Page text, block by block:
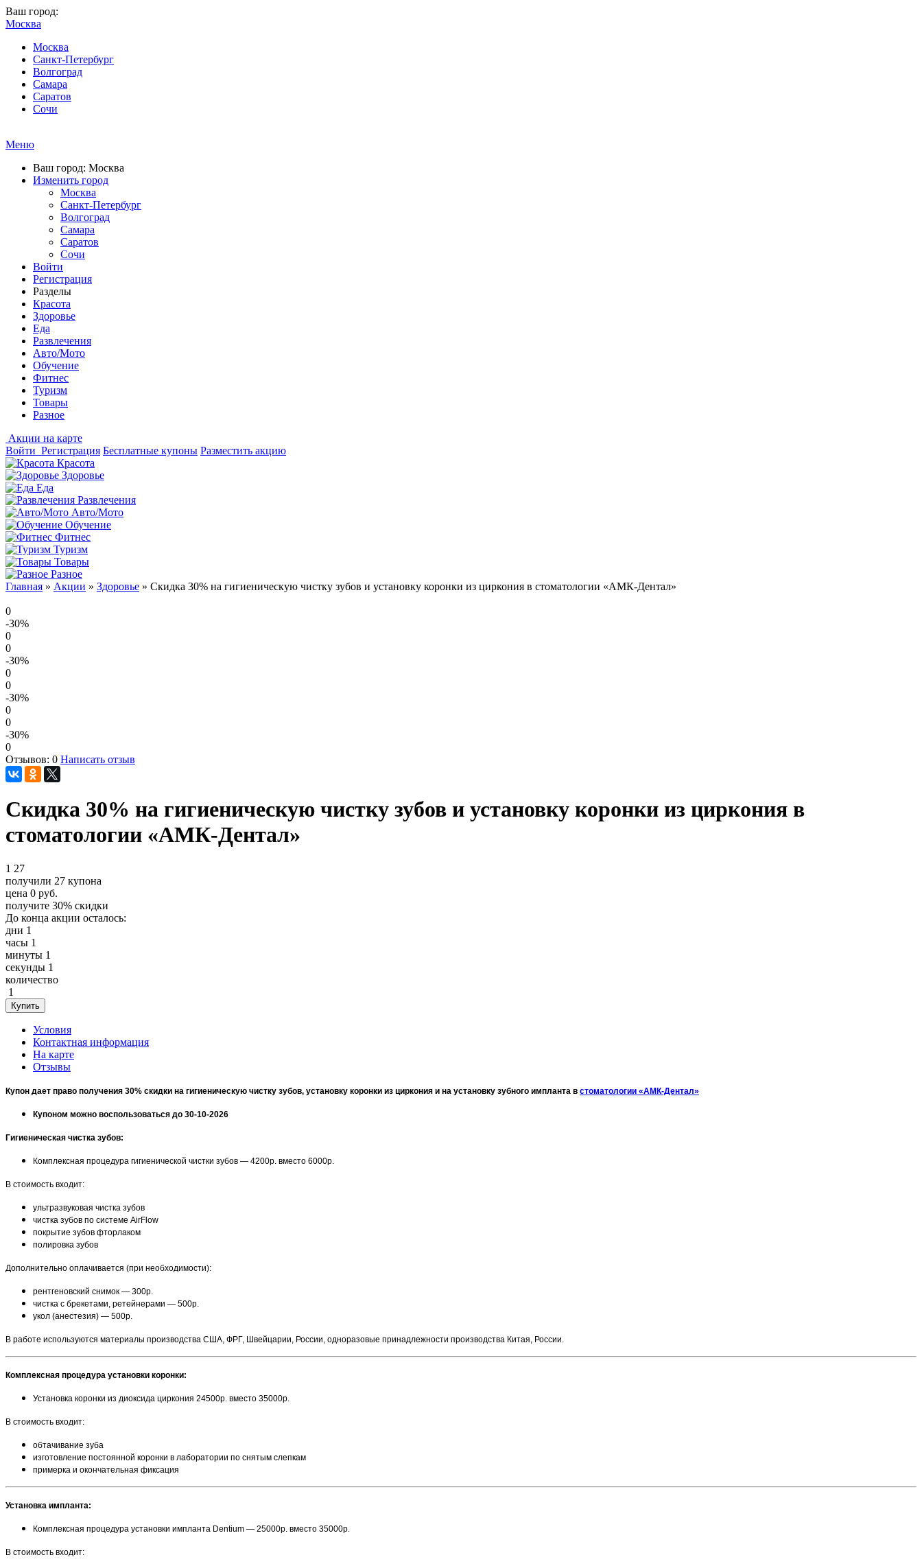
Ваш город:
Москва
Москва
Санкт-Петербург
Волгоград
Самара
Саратов
Сочи
Меню
Ваш город: Москва
Изменить город
Москва
Санкт-Петербург
Волгоград
Самара
Саратов
Сочи
Войти
Регистрация
Разделы
Красота
Здоровье
Еда
Развлечения
Авто/Мото
Обучение
Фитнес
Туризм
Товары
Разное
Акции на карте
Войти Регистрация Бесплатные купоны Разместить акцию
Красота
Здоровье
Еда
Развлечения
Авто/Мото
Обучение
Фитнес
Туризм
Товары
Разное
Главная » Акции » Здоровье » Скидка 30% на гигиеническую чистку зубов и установку коронки из циркония в стоматологии «АМК-Дентал»
0
-30%
0
0
-30%
0
0
-30%
0
0
-30%
0
Отзывов: 0 Написать отзыв
Скидка 30% на гигиеническую чистку зубов и установку коронки из циркония в
стоматологии «АМК-Дентал»
1 27
получили 27 купона
цена 0 руб.
получите 30% скидки
До конца акции осталось:
дни 1
часы 1
минуты 1
секунды 1
количество
1
Условия
Контактная информация
На карте
Отзывы
Купон дает право получения 30% скидки на гигиеническую чистку зубов, установку коронки из циркония и на установку зубного импланта в стоматологии «АМК-Дентал»
Купоном можно воспользоваться до 30-10-2026
Гигиеническая чистка зубов:
Комплексная процедура гигиенической чистки зубов — 4200р. вместо 6000р.
В стоимость входит:
ультразвуковая чистка зубов
чистка зубов по системе AirFlow
покрытие зубов фторлаком
полировка зубов
Дополнительно оплачивается (при необходимости):
рентгеновский снимок — 300р.
чистка с брекетами, ретейнерами — 500р.
укол (анестезия) — 500р.
В работе используются материалы производства США, ФРГ, Швейцарии, России, одноразовые принадлежности производства Китая, России.
Комплексная процедура установки коронки:
Установка коронки из диоксида циркония 24500р. вместо 35000р.
В стоимость входит:
обтачивание зуба
изготовление постоянной коронки в лаборатории по снятым слепкам
примерка и окончательная фиксация
Установка импланта:
Комплексная процедура установки импланта Dentium​ — 25000р. вместо 35000р.
В стоимость входит: